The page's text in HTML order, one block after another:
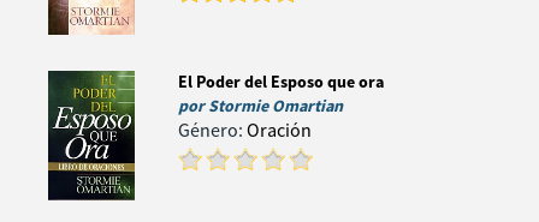
El Poder del Esposo que ora
porStormie Omartian
Género: Oración